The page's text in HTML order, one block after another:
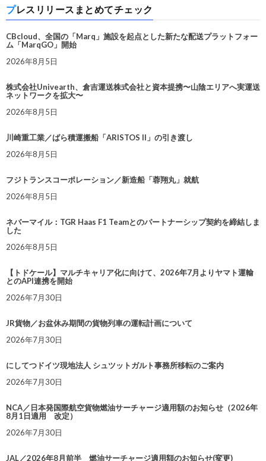
プレスリリースまとめてチェック
CBcloud、全国の「Marq」施設を起点とした新たな配送プラットフォー
ム「MarqGO」開始
2026年8月5日
株式会社Univearth、倉吉運送株式会社と資本提携〜山陰エリアへ実運送
ネットワークを拡大〜
2026年8月5日
川崎重工業／ばら積運搬船「ARISTOS II」の引き渡し
2026年8月5日
フジトランスコーポレーション／新造船「蓉翔丸」就航
2026年8月5日
ネバーマイル：TGR Haas F1 Teamとのパートナーシップ契約を締結しま
した
2026年8月5日
【トドケール】マルチキャリア化に向けて、2026年7月よりヤマト運輸
とのAPI連携を開始
2026年7月30日
JR貨物／お盆休み期間の貨物列車の運転計画について
2026年7月30日
にしてつドイツ現地法人 シュツットガルト事務所移転のご案内
2026年7月30日
NCA／日本発国際航空貨物燃油サーチャージ適用額のお知らせ（2026年
8月1日適用 改定）
2026年7月30日
JAL／2026年8月前半 燃油サーチャージ適用額のお知らせ(変更)